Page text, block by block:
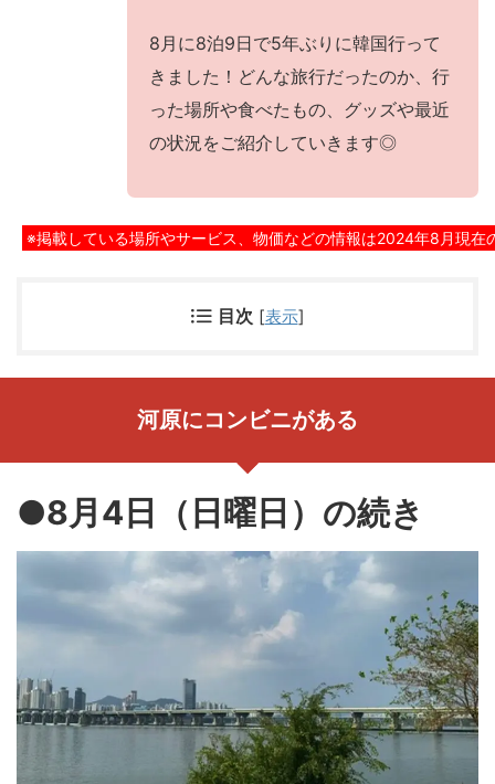
8月に8泊9日で5年ぶりに韓国行って
きました！どんな旅行だったのか、行
った場所や食べたもの、グッズや最近
の状況をご紹介していきます◎
※掲載している場所やサービス、物価などの情報は2024年8月現在
目次 [表示]
河原にコンビニがある
●8月4日（日曜日）の続き